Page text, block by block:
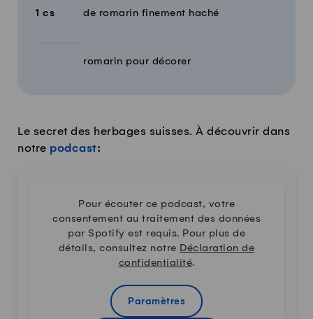
1 cs de romarin finement haché
romarin pour décorer
Le secret des herbages suisses. À découvrir dans
notre podcast:
Pour écouter ce podcast, votre
consentement au traitement des données
par Spotify est requis. Pour plus de
détails, consultez notre Déclaration de
confidentialité.
Paramètres